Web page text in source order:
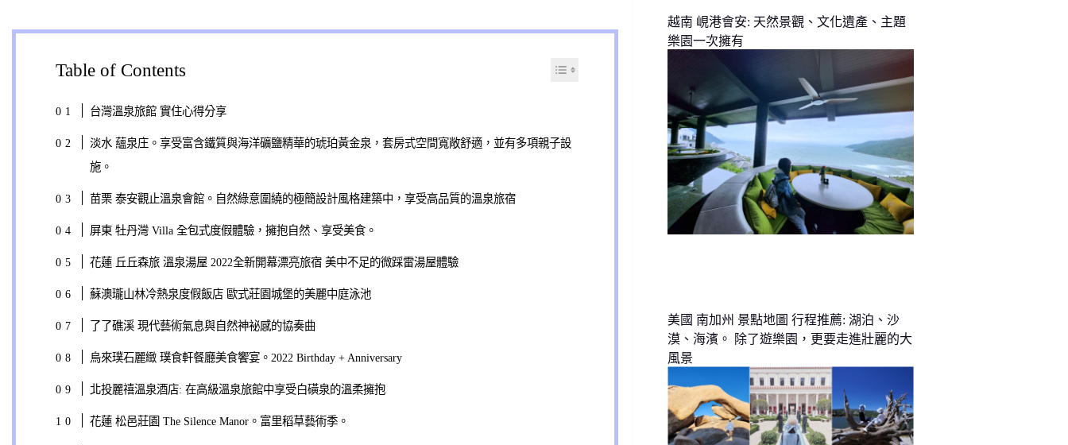
Table of Contents
台灣溫泉旅館 實住心得分享
淡水 蘊泉庄。享受富含鐵質與海洋礦鹽精華的琥珀黃金泉，套房式空間寬敞舒適，並有多項親子設
施。
苗栗 泰安觀止溫泉會館。自然綠意圍繞的極簡設計風格建築中，享受高品質的溫泉旅宿
屏東 牡丹灣 Villa 全包式度假體驗，擁抱自然、享受美食。
花蓮 丘丘森旅 溫泉湯屋 2022全新開幕漂亮旅宿 美中不足的微踩雷湯屋體驗
蘇澳瓏山林冷熱泉度假飯店 歐式莊園城堡的美麗中庭泳池
了了礁溪 現代藝術氣息與自然神祕感的協奏曲
烏來璞石麗緻 璞食軒餐廳美食饗宴。2022 Birthday + Anniversary
北投麗禧溫泉酒店: 在高級溫泉旅館中享受白磺泉的溫柔擁抱
花蓮 松邑莊園 The Silence Manor。富里稻草藝術季。
越南 峴港會安: 天然景觀、文化遺產、主題
樂園一次擁有
美國 南加州 景點地圖 行程推薦: 湖泊、沙
漠、海濱。 除了遊樂園，更要走進壯麗的大
風景